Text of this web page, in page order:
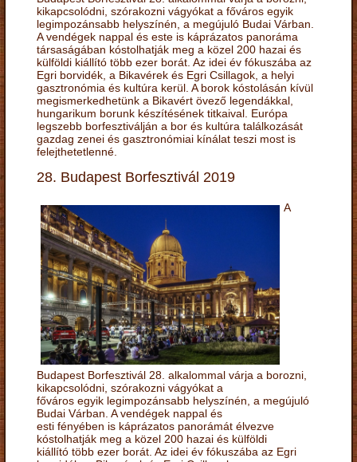
kikapcsolódni, szórakozni vágyókat a főváros egyik
legimpozánsabb helyszínén, a megújuló Budai Várban.
A vendégek nappal és este is káprázatos panoráma
társaságában kóstolhatják meg a közel 200 hazai és
külföldi kiállító több ezer borát. Az idei év fókuszába az
Egri borvidék, a Bikavérek és Egri Csillagok, a helyi
gasztronómia és kultúra kerül. A borok kóstolásán kívül
megismerkedhetünk a Bikavért övező legendákkal,
hungarikum borunk készítésének titkaival. Európa
legszebb borfesztiválján a bor és kultúra találkozását
gazdag zenei és gasztronómiai kínálat teszi most is
felejthetetlenné.
28. Budapest Borfesztivál 2019
A
Budapest Borfesztivál 28. alkalommal várja a borozni,
kikapcsolódni, szórakozni vágyókat a
főváros egyik legimpozánsabb helyszínén, a megújuló
Budai Várban. A vendégek nappal és
esti fényében is káprázatos panorámát élvezve
kóstolhatják meg a közel 200 hazai és külföldi
kiállító több ezer borát. Az idei év fókuszába az Egri